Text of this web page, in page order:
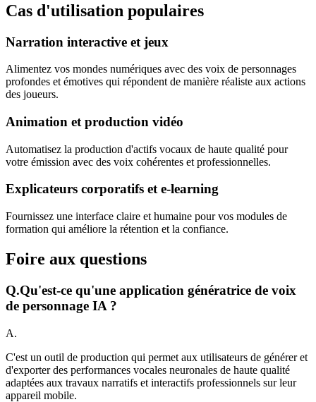
Cas d'utilisation populaires
Narration interactive et jeux
Alimentez vos mondes numériques avec des voix de personnages
profondes et émotives qui répondent de manière réaliste aux actions
des joueurs.
Animation et production vidéo
Automatisez la production d'actifs vocaux de haute qualité pour
votre émission avec des voix cohérentes et professionnelles.
Explicateurs corporatifs et e-learning
Fournissez une interface claire et humaine pour vos modules de
formation qui améliore la rétention et la confiance.
Foire aux questions
Q.Qu'est-ce qu'une application génératrice de voix
de personnage IA ?
A.
C'est un outil de production qui permet aux utilisateurs de générer et
d'exporter des performances vocales neuronales de haute qualité
adaptées aux travaux narratifs et interactifs professionnels sur leur
appareil mobile.